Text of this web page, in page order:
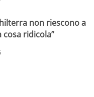
non riescono a
cosa ridicola”